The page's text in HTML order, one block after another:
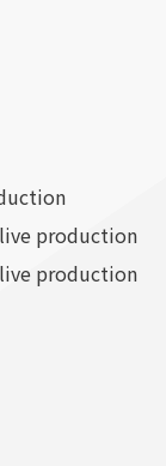
production
production